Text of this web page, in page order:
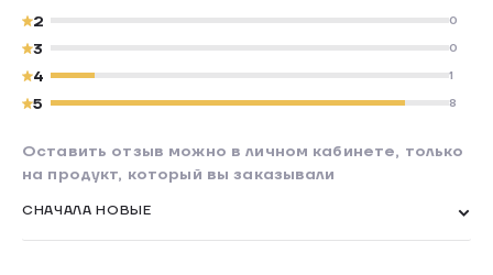
СНАЧАЛА НОВЫЕ
2
0
3 0
4 1
5 8
Оставить отзыв можно в личном кабинете, только
на продукт, который вы заказывали